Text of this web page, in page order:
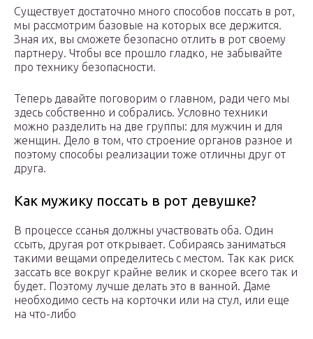
Существует достаточно много способов поссать в рот,
мы рассмотрим базовые на которых все держится.
Зная их, вы сможете безопасно отлить в рот своему
партнеру. Чтобы все прошло гладко, не забывайте
про технику безопасности.
Теперь давайте поговорим о главном, ради чего мы
здесь собственно и собрались. Условно техники
можно разделить на две группы: для мужчин и для
женщин. Дело в том, что строение органов разное и
поэтому способы реализации тоже отличны друг от
друга.
Как мужику поссать в рот девушке?
В процессе ссанья должны участвовать оба. Один
ссыть, другая рот открывает. Собираясь заниматься
такими вещами определитесь с местом. Так как риск
зассать все вокруг крайне велик и скорее всего так и
будет. Поэтому лучше делать это в ванной. Даме
необходимо сесть на корточки или на стул, или еще
на что-либо